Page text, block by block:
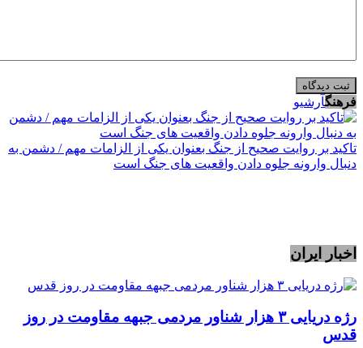
فرهنگآرشیو
تاکید بر روایت صحیح از جنگ بعنوان یکی از الزامات مهم / دشمن به
دنبال وارونه جلوه دادن واقعیت های جنگ است
اخبار ایران
رژه دریایی ۳ هزار شناور مردمی جبهه مقاومت در روز
قدس